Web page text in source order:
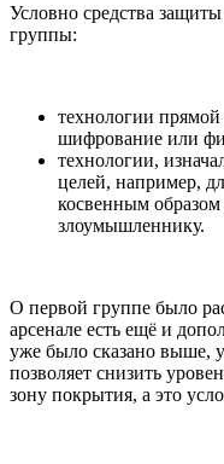
Условно средства
группы:
технологии
шифрование или
технологии,
целей, например,
косвенным
злоумышленнику.
О первой группе было
арсенале есть ещё и
уже было сказано выше,
позволяет снизить
зону покрытия, а это